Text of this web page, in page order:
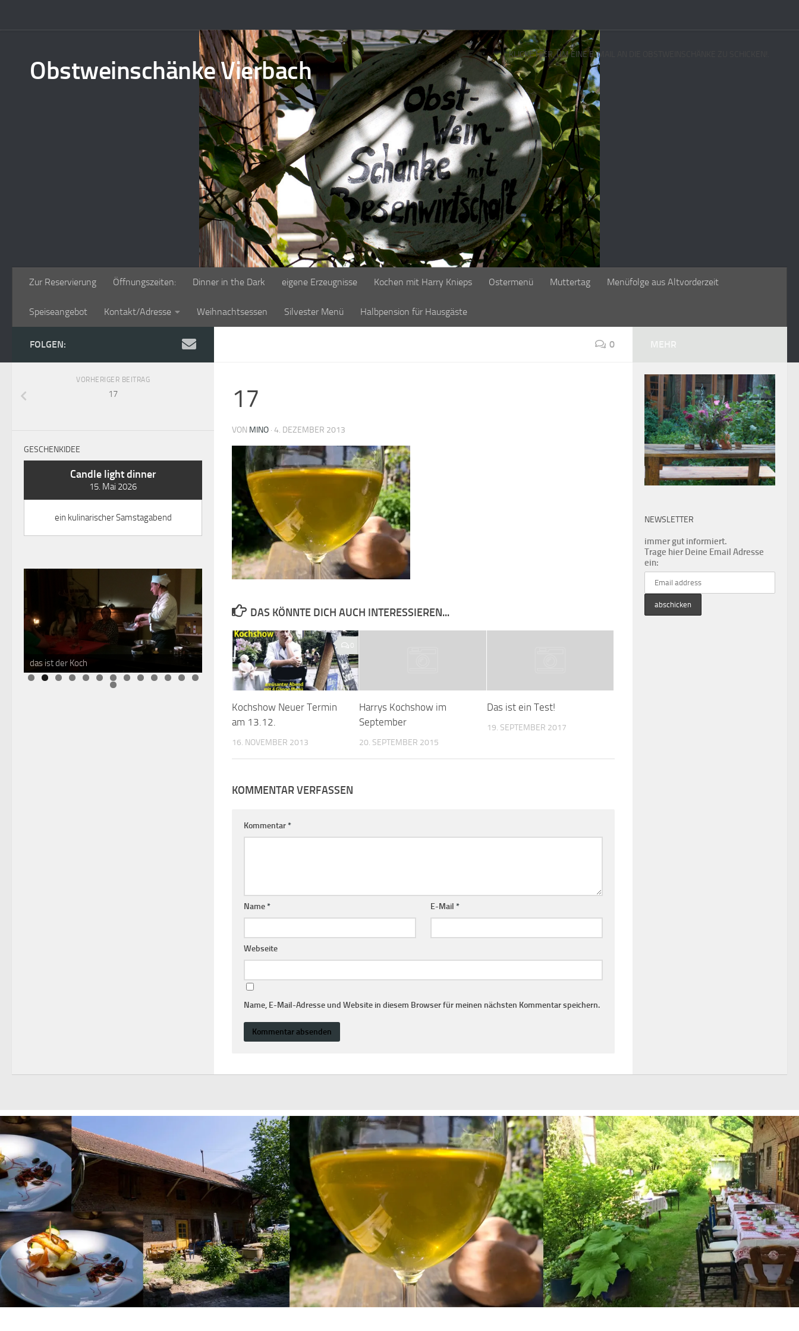
Obstweinschänke Vierbach
KLICKE HIER, UM EINE E-MAIL AN DIE OBSTWEINSCHÄNKE ZU SCHICKEN!.
Zur Reservierung Öffnungszeiten: Dinner in the Dark eigene Erzeugnisse Kochen mit Harry Knieps Ostermenü Muttertag Menüfolge aus Altvorderzeit
Speiseangebot Kontakt/Adresse Weihnachtsessen Silvester Menü Halbpension für Hausgäste
0
17
VON MINO · 4. DEZEMBER 2013
DAS KÖNNTE DICH AUCH INTERESSIEREN...
0
Kochshow Neuer Termin
am 13.12.
16. NOVEMBER 2013
Harrys Kochshow im
September
20. SEPTEMBER 2015
Das ist ein Test!
19. SEPTEMBER 2017
KOMMENTAR VERFASSEN
Kommentar*
Name* E-Mail*
Webseite
Name, E-Mail-Adresse und Website in diesem Browser für meinen nächsten Kommentar speichern.
FOLGEN:
VORHERIGER BEITRAG
17
GESCHENKIDEE
Candle light dinner
15. Mai 2026
ein kulinarischer Samstagabend
das ist der Koch
MEHR
NEWSLETTER
immer gut informiert.
Trage hier Deine Email Adresse
ein: